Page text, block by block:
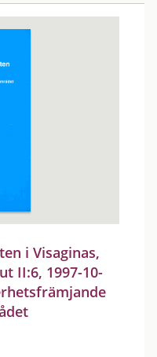
i Visaginas,
II:6, 1997-10-